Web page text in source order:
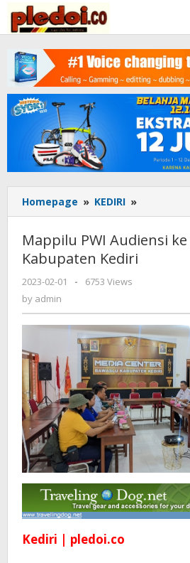
content
Homepage » KEDIRI »
PWI
Audiensi
ke
Mappilu PWI Audiensi
Kabupaten Kediri
2023-02-01
by
-
6753 Views
by admin
Kediri | pledoi.co